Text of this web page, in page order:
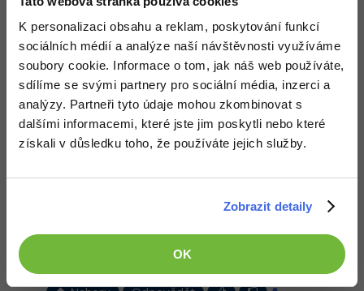
K personalizaci obsahu a reklam, poskytování funkcí
sociálních médií a analýze naší návštěvnosti využíváme
soubory cookie. Informace o tom, jak náš web používáte,
sdílíme se svými partnery pro sociální média, inzerci a
analýzy. Partneři tyto údaje mohou zkombinovat s
dalšími informacemi, které jste jim poskytli nebo které
získali v důsledku toho, že používáte jejich služby.
Zobrazit detaily
OK
Nahoru Odpovědět +1
Neaktivní uživatel: 22.12.2013 15:57
Moje doména o měsíc přetáhla
22.12.2013 17:09
http://parall.ax/products/jspdf